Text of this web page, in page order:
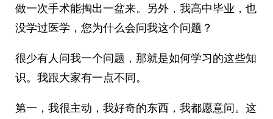
做一次手术能掏出一盆来。另外，我高中毕业，也
没学过医学，您为什么会问我这个问题？
很少有人问我一个问题，那就是如何学习的这些知
识。我跟大家有一点不同。
第一，我很主动，我好奇的东西，我都愿意问。这